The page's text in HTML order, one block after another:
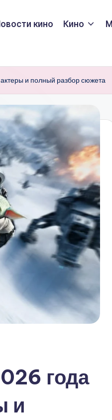
кино Кино
и полный разбор сюжета
года
и